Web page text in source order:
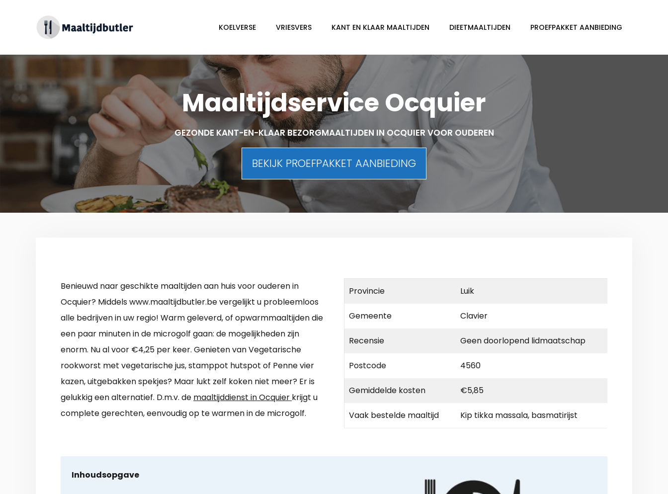
KOELVERSE VRIESVERS KANT EN KLAAR MAALTIJDEN DIEETMAALTIJDEN PROEFPAKKET AANBIEDING
Maaltijdservice Ocquier
GEZONDE KANT-EN-KLAAR BEZORGMAALTIJDEN IN OCQUIER VOOR OUDEREN
BEKIJK PROEFPAKKET AANBIEDING
Benieuwd naar geschikte maaltijden aan huis voor ouderen in
Ocquier? Middels www.maaltijdbutler.be vergelijkt u probleemloos
alle bedrijven in uw regio! Warm geleverd, of opwarmmaaltijden die
een paar minuten in de microgolf gaan: de mogelijkheden zijn
enorm. Nu al voor €4,25 per keer. Genieten van Vegetarische
rookworst met vegetarische jus, stamppot hutspot of Penne vier
kazen, uitgebakken spekjes? Maar lukt zelf koken niet meer? Er is
gelukkig een alternatief. D.m.v. de maaltijddienst in Ocquier krijgt u
complete gerechten, eenvoudig op te warmen in de microgolf.
Provincie Luik
Gemeente Clavier
Recensie Geen doorlopend lidmaatschap
Postcode 4560
Gemiddelde kosten €5,85
Vaak bestelde maaltijd Kip tikka massala, basmatirijst
Inhoudsopgave